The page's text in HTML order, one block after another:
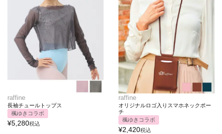
raffine
長袖チュールトップス
楓ゆきコラボ
¥5,280税込
raffine
オリジナルロゴ入りスマホネックポー
チ
楓ゆきコラボ
¥2,420税込